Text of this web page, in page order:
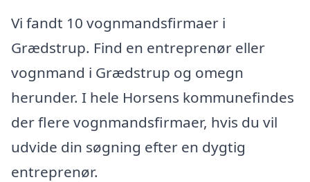
Vi fandt 10 vognmandsfirmaer i
Grædstrup. Find en entreprenør eller
vognmand i Grædstrup og omegn
herunder. I hele Horsens kommunefindes
der flere vognmandsfirmaer, hvis du vil
udvide din søgning efter en dygtig
entreprenør.